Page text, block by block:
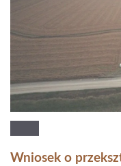
Wniosek o